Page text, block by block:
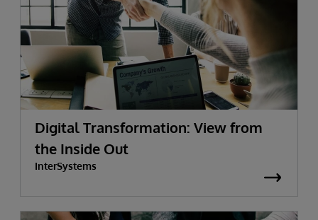
Digital Transformation: View from
the Inside Out
InterSystems